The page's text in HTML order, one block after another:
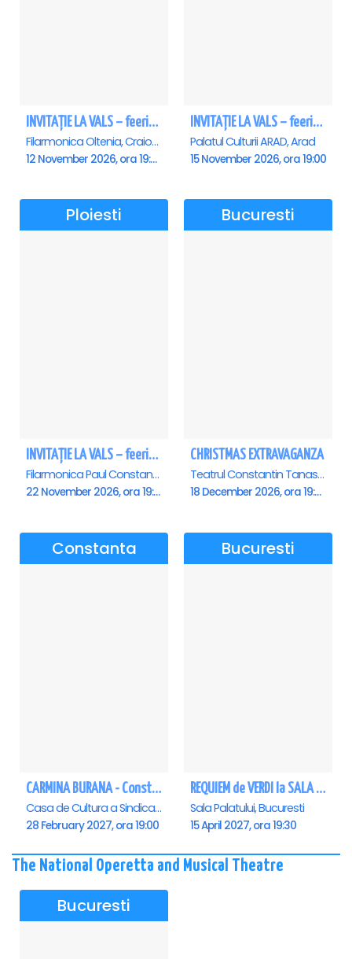
INVITAȚIE LA VALS – feerie de bal în paşi de dans - Craiova
Filarmonica Oltenia, Craiova
12 November 2026, ora 19:00
INVITAȚIE LA VALS – feerie de bal în paşi de dans - Arad
Palatul Culturii ARAD, Arad
15 November 2026, ora 19:00
Ploiesti
INVITAȚIE LA VALS – feerie de bal în paşi de dans - Ploiesti
Filarmonica Paul Constantinescu, Ploiesti
22 November 2026, ora 19:00
Bucuresti
CHRISTMAS EXTRAVAGANZA
Teatrul Constantin Tanase - Sala Savoy, Bucuresti
18 December 2026, ora 19:00
Constanta
CARMINA BURANA - Constanta
Casa de Cultura a Sindicatelor - Sala Mare, Constanta
28 February 2027, ora 19:00
Bucuresti
REQUIEM de VERDI la SALA PALATULUI
Sala Palatului, Bucuresti
15 April 2027, ora 19:30
The National Operetta and Musical Theatre
Bucuresti